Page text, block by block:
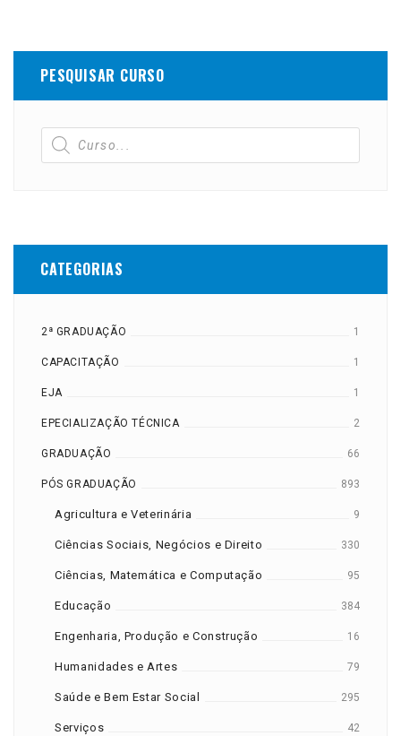
PESQUISAR CURSO
CATEGORIAS
2ª GRADUAÇÃO 1
CAPACITAÇÃO 1
EJA 1
EPECIALIZAÇÃO TÉCNICA 2
GRADUAÇÃO 66
PÓS GRADUAÇÃO 893
Agricultura e Veterinária 9
Ciências Sociais, Negócios e Direito 330
Ciências, Matemática e Computação 95
Educação 384
Engenharia, Produção e Construção 16
Humanidades e Artes 79
Saúde e Bem Estar Social 295
Serviços 42